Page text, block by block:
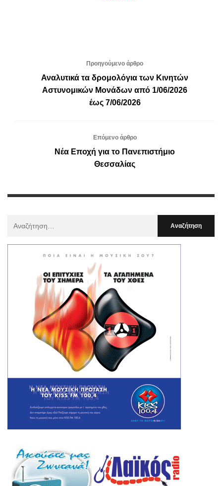
Προηγούμενο άρθρο
Αναλυτικά τα δρομολόγια των Κινητών
Αστυνομικών Μονάδων από 1/06/2026
έως 7/06/2026
Επόμενο άρθρο
Νέα Εποχή για το Πανεπιστήμιο
Θεσσαλίας
: